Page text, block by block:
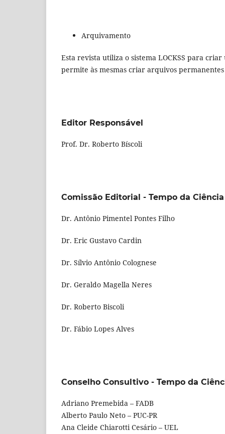
Arquivamento
Esta revista utiliza o sistema LOCKSS para
permite às mesmas criar arquivos
Editor Responsável
Prof. Dr. Roberto Bíscoli
Comissão Editorial - Tempo da Ciência
Dr. Antônio Pimentel Pontes Filho
Dr. Eric Gustavo Cardin
Dr. Sílvio Antônio Colognese
Dr. Geraldo Magella Neres
Dr. Roberto Biscoli
Dr. Fábio Lopes Alves
Conselho Consultivo - Tempo da
Adriano Premebida – FADB
Alberto Paulo Neto – PUC-PR
Ana Cleide Chiarotti Cesário – UEL